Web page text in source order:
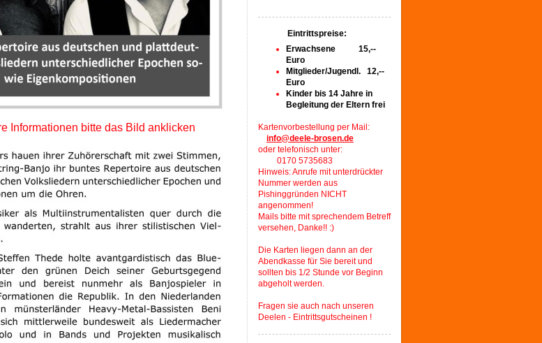
Informationen bitte das Bild anklicken
Eintrittspreise:
Erwachsene 15,--
Euro
Mitglieder/Jugendl. 12,--
Euro
Kinder bis 14 Jahre in
Begleitung der Eltern frei
Kartenvorbestellung per Mail:
info@deele-brosen.de
oder telefonisch unter:
0170 5735683
Hinweis: Anrufe mit unterdrückter
Nummer werden aus
Pishinggründen NICHT
angenommen!
Mails bitte mit sprechendem Betreff
versehen, Danke!! :)
Die Karten liegen dann an der
Abendkasse für Sie bereit und
sollten bis 1/2 Stunde vor Beginn
abgeholt werden.
Fragen sie auch nach unseren
Deelen - Eintrittsgutscheinen !